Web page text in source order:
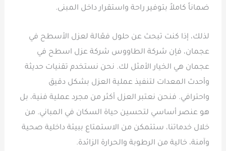
ضماناً كاملاً بتوفير راحة واستقرار داخل المبنى.
لذلك، إذا كنت تبحث عن حلول فعّالة لعزل الأسطح في
عجمان، فإن شركة الطاووس شركة عزل اسطح في
عجمان هي الخيار الأمثل لك. نحن نستخدم تقنيات حديثة
وأحدث المعدات لتنفيذ عملية العزل بشكل دقيق
واحترافي. فنحن نعتبر العزل أكثر من مجرد عملية فنية، بل
هو عنصر أساسي لتحسين حياة السكان في المباني. من
خلال خدماتنا، ستتمكن من الاستمتاع ببيئة داخلية صحية
وآمنة، خالية من الرطوبة والحرارة الزائدة.